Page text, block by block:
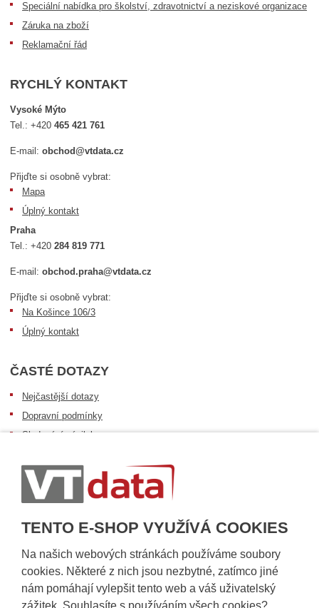
TENTO E-SHOP VYUŽÍVÁ COOKIES
Na našich webových stránkách používáme soubory
cookies. Některé z nich jsou nezbytné, zatímco jiné
nám pomáhají vylepšit tento web a váš uživatelský
zážitek. Souhlasíte s používáním všech cookies?
Speciální nabídka pro školství, zdravotnictví a neziskové organizace
Záruka na zboží
Reklamační řád
RYCHLÝ KONTAKT
Vysoké Mýto
Tel.:+420465 421 761
E-mail:obchod@vtdata.cz
Přijďte si osobně vybrat:
Mapa
Úplný kontakt
Praha
Tel.:+420284 819 771
E-mail:obchod.praha@vtdata.cz
Přijďte si osobně vybrat:
Na Košince 106/3
Úplný kontakt
ČASTÉ DOTAZY
Nejčastější dotazy
Dopravní podmínky
Sledování zásilek
Informace k dostupnosti zboží
Obecné informace